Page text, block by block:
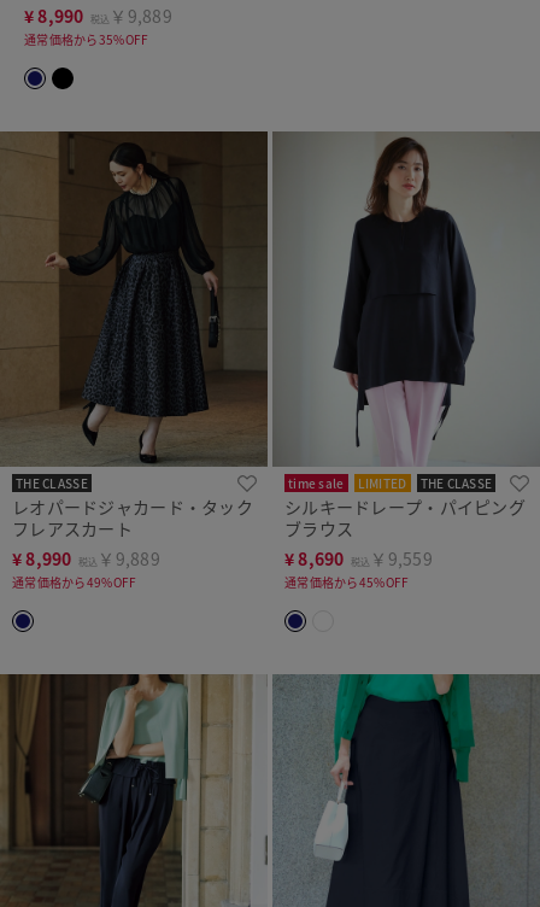
¥8,990 税込 ￥9,889
通常価格から35%OFF
THE CLASSE
レオパードジャカード・タック
フレアスカート
¥8,990 税込 ￥9,889
通常価格から49%OFF
time sale LIMITED THE CLASSE
シルキードレープ・パイピング
ブラウス
¥8,690 税込 ￥9,559
通常価格から45%OFF